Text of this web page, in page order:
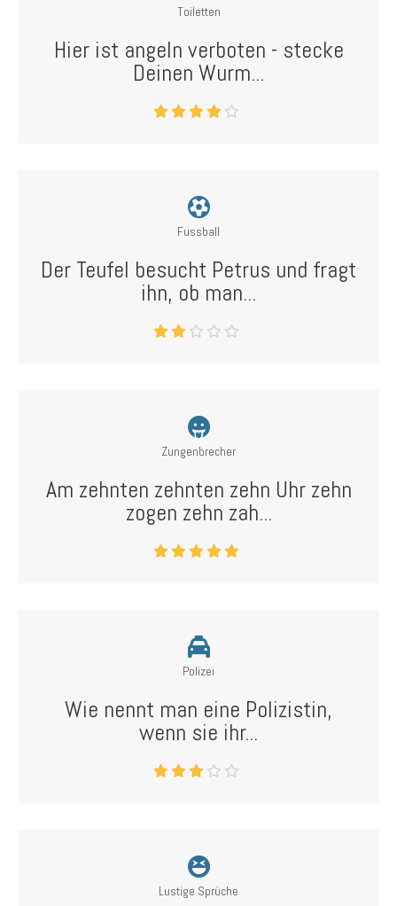
Toiletten
Hier ist angeln verboten - stecke
Deinen Wurm...
Fussball
Der Teufel besucht Petrus und fragt
ihn, ob man...
Zungenbrecher
Am zehnten zehnten zehn Uhr zehn
zogen zehn zah...
Polizei
Wie nennt man eine Polizistin,
wenn sie ihr...
Lustige Sprüche